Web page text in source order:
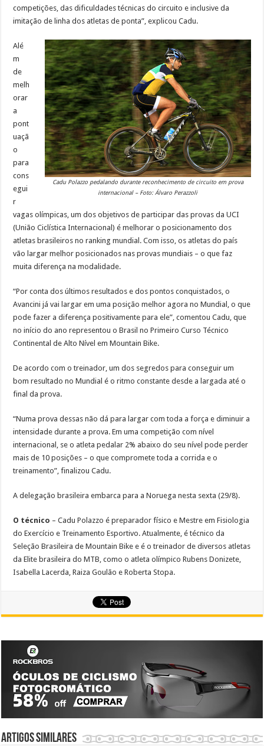
competições, das dificuldades técnicas do circuito e inclusive da
imitação de linha dos atletas de ponta”, explicou Cadu.
Cadu Polazzo pedalando durante reconhecimento de circuito em prova
internacional – Foto: Álvaro Perazzoli
Alé
m
de
melh
orar
a
pont
uaçã
o
para
cons
egui
r
vagas olímpicas, um dos objetivos de participar das provas da UCI
(União Ciclística Internacional) é melhorar o posicionamento dos
atletas brasileiros no ranking mundial. Com isso, os atletas do país
vão largar melhor posicionados nas provas mundiais – o que faz
muita diferença na modalidade.
“Por conta dos últimos resultados e dos pontos conquistados, o
Avancini já vai largar em uma posição melhor agora no Mundial, o que
pode fazer a diferença positivamente para ele”, comentou Cadu, que
no início do ano representou o Brasil no Primeiro Curso Técnico
Continental de Alto Nível em Mountain Bike.
De acordo com o treinador, um dos segredos para conseguir um
bom resultado no Mundial é o ritmo constante desde a largada até o
final da prova.
“Numa prova dessas não dá para largar com toda a força e diminuir a
intensidade durante a prova. Em uma competição com nível
internacional, se o atleta pedalar 2% abaixo do seu nível pode perder
mais de 10 posições – o que compromete toda a corrida e o
treinamento”, finalizou Cadu.
A delegação brasileira embarca para a Noruega nesta sexta (29/8).
O técnico – Cadu Polazzo é preparador físico e Mestre em Fisiologia
do Exercício e Treinamento Esportivo. Atualmente, é técnico da
Seleção Brasileira de Mountain Bike e é o treinador de diversos atletas
da Elite brasileira do MTB, como o atleta olímpico Rubens Donizete,
Isabella Lacerda, Raiza Goulão e Roberta Stopa.
Artigos similares